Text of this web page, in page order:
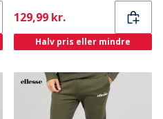
Current
129,99 kr.
Halv pris eller mindre